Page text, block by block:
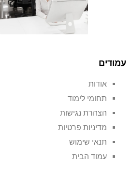
עמודים
אודות
תחומי לימוד
הצהרת נגישות
מדיניות פרטיות
תנאי שימוש
עמוד הבית